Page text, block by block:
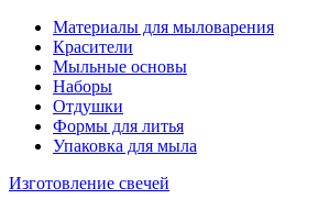
Материалы для мыловарения
Красители
Мыльные основы
Наборы
Отдушки
Формы для литья
Упаковка для мыла
Изготовление свечей